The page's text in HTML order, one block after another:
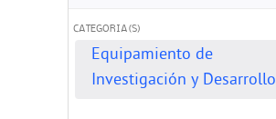
CATEGORIA(S)
Equipamiento de
Investigación y Desarrollo